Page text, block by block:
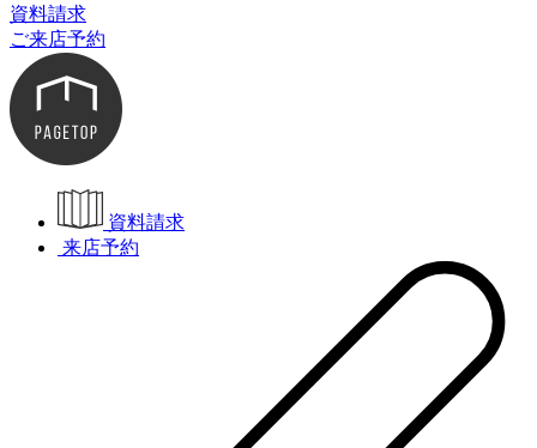
資料請求
ご来店予約
資料請求
来店予約